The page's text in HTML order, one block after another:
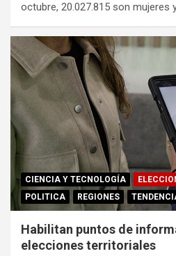
octubre, 20.027.815 son mujeres
CIENCIA Y TECNOLOGÍA
POLITICA
REGIONES
Habilitan puntos de
elecciones territoriales